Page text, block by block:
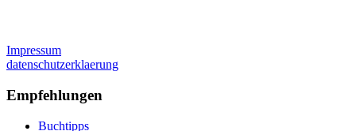
Impressum
datenschutzerklaerung
Empfehlungen
Buchtipps